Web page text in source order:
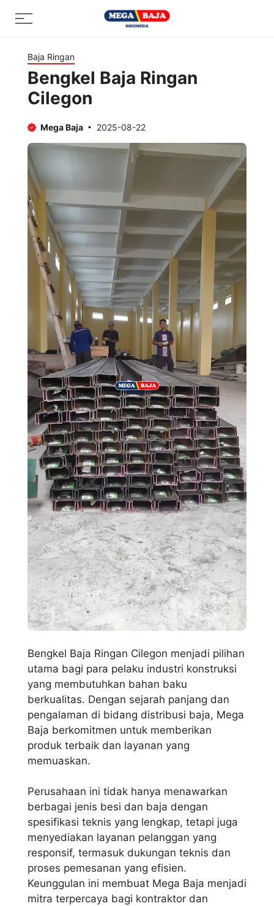
Menu
Baja Ringan
Bengkel Baja Ringan
Cilegon
Mega Baja 2025-08-22
Bengkel Baja Ringan Cilegon menjadi pilihan
utama bagi para pelaku industri konstruksi
yang membutuhkan bahan baku
berkualitas. Dengan sejarah panjang dan
pengalaman di bidang distribusi baja, Mega
Baja berkomitmen untuk memberikan
produk terbaik dan layanan yang
memuaskan.
Perusahaan ini tidak hanya menawarkan
berbagai jenis besi dan baja dengan
spesifikasi teknis yang lengkap, tetapi juga
menyediakan layanan pelanggan yang
responsif, termasuk dukungan teknis dan
proses pemesanan yang efisien.
Keunggulan ini membuat Mega Baja menjadi
mitra terpercaya bagi kontraktor dan